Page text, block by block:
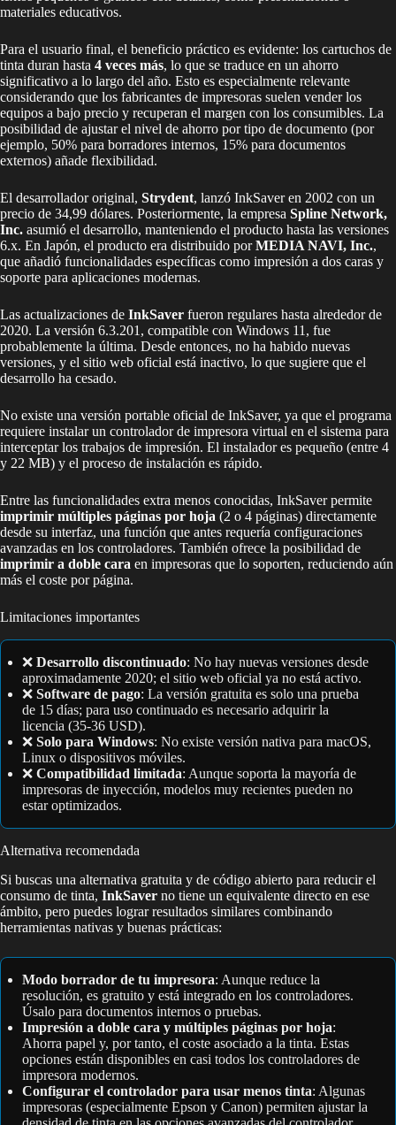
materiales educativos.
Para el usuario final, el beneficio práctico es evidente: los cartuchos de
tinta duran hasta 4 veces más, lo que se traduce en un ahorro
significativo a lo largo del año. Esto es especialmente relevante
considerando que los fabricantes de impresoras suelen vender los
equipos a bajo precio y recuperan el margen con los consumibles. La
posibilidad de ajustar el nivel de ahorro por tipo de documento (por
ejemplo, 50% para borradores internos, 15% para documentos
externos) añade flexibilidad.
El desarrollador original, Strydent, lanzó InkSaver en 2002 con un
precio de 34,99 dólares. Posteriormente, la empresa Spline Network,
Inc. asumió el desarrollo, manteniendo el producto hasta las versiones
6.x. En Japón, el producto era distribuido porMEDIA NAVI, Inc.,
que añadió funcionalidades específicas como impresión a dos caras y
soporte para aplicaciones modernas.
Las actualizaciones de InkSaver fueron regulares hasta alrededor de
2020. La versión 6.3.201, compatible con Windows 11, fue
probablemente la última. Desde entonces, no ha habido nuevas
versiones, y el sitio web oficial está inactivo, lo que sugiere que el
desarrollo ha cesado.
No existe una versión portable oficial de InkSaver, ya que el programa
requiere instalar un controlador de impresora virtual en el sistema para
interceptar los trabajos de impresión. El instalador es pequeño (entre 4
y 22 MB) y el proceso de instalación es rápido.
Entre las funcionalidades extra menos conocidas, InkSaver permite
imprimir múltiples páginas por hoja (2 o 4 páginas) directamente
desde su interfaz, una función que antes requería configuraciones
avanzadas en los controladores. También ofrece la posibilidad de
imprimir a doble cara en impresoras que lo soporten, reduciendo aún
más el coste por página.
Limitaciones importantes
❌ Desarrollo discontinuado: No hay nuevas versiones desde
aproximadamente 2020; el sitio web oficial ya no está activo.
❌ Software de pago: La versión gratuita es solo una prueba
de 15 días; para uso continuado es necesario adquirir la
licencia (35-36 USD).
❌ Solo para Windows: No existe versión nativa para macOS,
Linux o dispositivos móviles.
❌ Compatibilidad limitada: Aunque soporta la mayoría de
impresoras de inyección, modelos muy recientes pueden no
estar optimizados.
Alternativa recomendada
Si buscas una alternativa gratuita y de código abierto para reducir el
consumo de tinta, InkSaver no tiene un equivalente directo en ese
ámbito, pero puedes lograr resultados similares combinando
herramientas nativas y buenas prácticas:
Modo borrador de tu impresora: Aunque reduce la
resolución, es gratuito y está integrado en los controladores.
Úsalo para documentos internos o pruebas.
Impresión a doble cara y múltiples páginas por hoja:
Ahorra papel y, por tanto, el coste asociado a la tinta. Estas
opciones están disponibles en casi todos los controladores de
impresora modernos.
Configurar el controlador para usar menos tinta: Algunas
impresoras (especialmente Epson y Canon) permiten ajustar la